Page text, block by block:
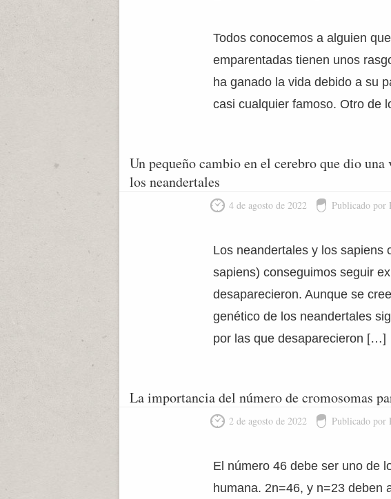
Todos conocemos a alguien
emparentadas tienen unos
ha ganado la vida debido a su
casi cualquier famoso. Otro de
Un pequeño cambio en el cerebro que dio
los neandertales
4 de agosto de 2022 Publicado por
Los neandertales y los sapiens
sapiens) conseguimos seguir
desaparecieron. Aunque se
genético de los neandertales
por las que desaparecieron […]
La importancia del número de cromosomas
2 de agosto de 2022 Publicado por
El número 46 debe ser uno de
humana. 2n=46, y n=23 deben